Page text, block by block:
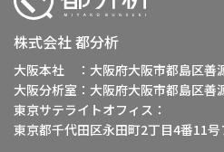
株式会社 都分析
大阪本社 ：大阪府大阪市都島区善
大阪分析室：大阪府大阪市都島区善
東京サテライトオフィス：
東京都千代田区永田町2丁目4番11